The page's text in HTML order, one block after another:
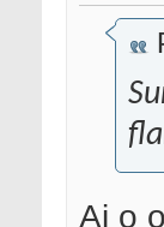
Ai o